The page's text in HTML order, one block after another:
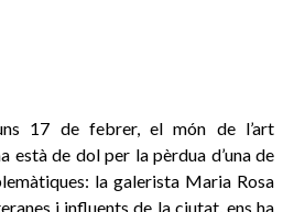
17 de febrer, el món de l’art
està de dol per la pèrdua d’una de
la galerista Maria Rosa
i influents de la ciutat, ens ha